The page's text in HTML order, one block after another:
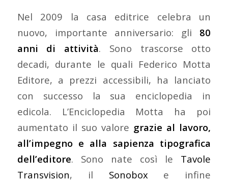
Nel 2009 la casa editrice celebra un
nuovo, importante anniversario: gli 80
anni di attività. Sono trascorse otto
decadi, durante le quali Federico Motta
Editore, a prezzi accessibili, ha lanciato
con successo la sua enciclopedia in
edicola. L’Enciclopedia Motta ha poi
aumentato il suo valore grazie al lavoro,
all’impegno e alla sapienza tipografica
dell’editore. Sono nate così le Tavole
Transvision, il Sonobox e infine